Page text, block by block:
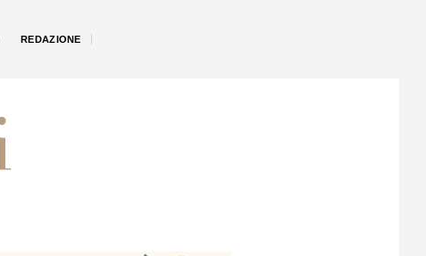
REDAZIONE